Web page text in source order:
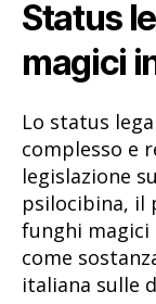
Status
magici
Lo status
complesso e
legislazione
psilocibina, il
funghi magici
come
italiana sulle